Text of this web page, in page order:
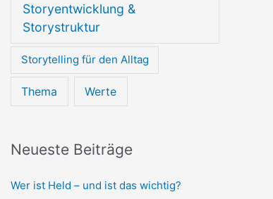
Storyentwicklung &
Storystruktur
Storytelling für den Alltag
Thema Werte
Neueste Beiträge
Wer ist Held – und ist das wichtig?